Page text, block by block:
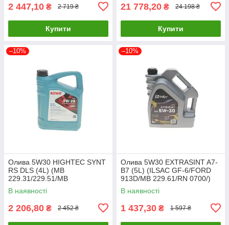
2 447,10 ₴ 2 719 ₴
Купити
21 778,20 ₴ 24 198 ₴
Купити
–10%
Олива 5W30 HIGHTEC SYNT
RS DLS (4L) (MB
229.31/229.51/MB
229.52/BMW LL-04) (ACEA
C2,C3/API 20118-0040-99
В наявності
2 206,80 ₴ 2 452 ₴
–10%
Олива 5W30 EXTRASINT A7-
B7 (5L) (ILSAC GF-6/FORD
913D/MB 229.61/RN 0700/)
(API SN Plus/SP) SOLGY
504016 UA61
В наявності
1 437,30 ₴ 1 597 ₴